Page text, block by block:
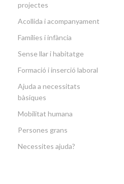
projectes
Acollida i acompanyament
Famílies i infància
Sense llar i habitatge
Formació i inserció laboral
Ajuda a necessitats
bàsiques
Mobilitat humana
Persones grans
Necessites ajuda?